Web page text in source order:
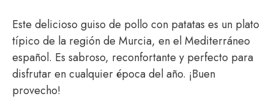
Este delicioso guiso de pollo con patatas es un plato
típico de la región de Murcia, en el Mediterráneo
español. Es sabroso, reconfortante y perfecto para
disfrutar en cualquier época del año. ¡Buen
provecho!